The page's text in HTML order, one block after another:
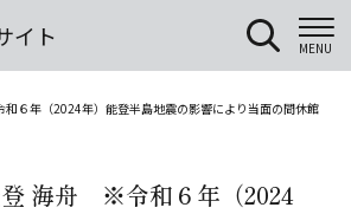
イト MENU
年（2024年）能登半島地震の影響により当面の間休館
海舟 ※令和６年（2024